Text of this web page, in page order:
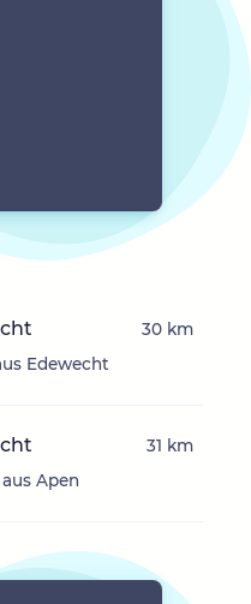
Edewecht
30 km
aus Apen
31 km